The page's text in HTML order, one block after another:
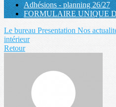
Adhésions - planning 26/27
FORMULAIRE UNIQUE
Le bureau Presentation Nos
intérieur
Retour